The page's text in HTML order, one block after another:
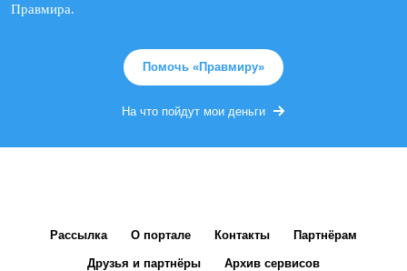
Правмира.
Помочь «Правмиру»
На что пойдут мои деньги
Рассылка О портале Контакты Партнёрам
Друзья и партнёры Архив сервисов